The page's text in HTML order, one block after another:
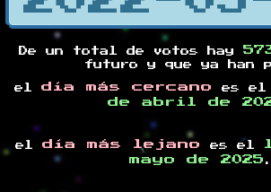
De un total de votos hay
futuro y que ya han
el día más cercano es el
de abril de
el día más lejano es el
mayo de 2025 .